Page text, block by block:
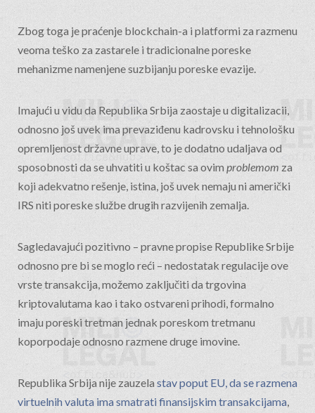
Zbog toga je praćenje blockchain-a i platformi za razmenu
veoma teško za zastarele i tradicionalne poreske
mehanizme namenjene suzbijanju poreske evazije.
Imajući u vidu da Republika Srbija zaostaje u digitalizacii,
odnosno još uvek ima prevaziđenu kadrovsku i tehnološku
opremljenost državne uprave, to je dodatno udaljava od
sposobnosti da se uhvatiti u koštac sa ovimproblemom za
koji adekvatno rešenje, istina, još uvek nemaju ni američki
IRS niti poreske službe drugih razvijenih zemalja.
Sagledavajući pozitivno – pravne propise Republike Srbije
odnosno pre bi se moglo reći – nedostatak regulacije ove
vrste transakcija, možemo zaključiti da trgovina
kriptovalutama kao i tako ostvareni prihodi, formalno
imaju poreski tretman jednak poreskom tretmanu
koporpodaje odnosno razmene druge imovine.
Republika Srbija nije zauzelastav poput EU, da se razmena
virtuelnih valuta ima smatrati finansijskim transakcijama,